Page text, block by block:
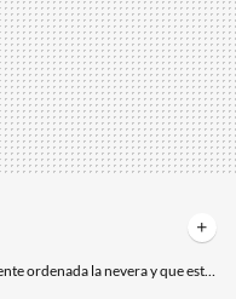
La solución de IKEA para tener perfectamente ordenada la nevera y que está arrasando en ventas